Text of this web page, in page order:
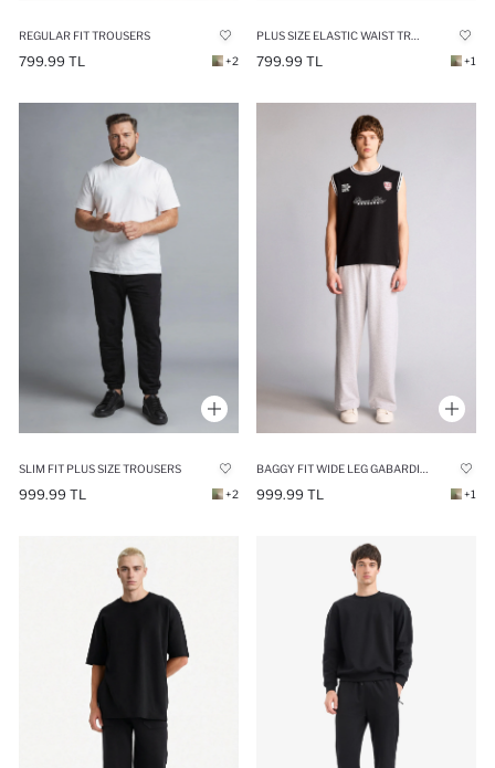
REGULAR FIT TROUSERS
799.99 TL +2 799.99 TL +1
SLIM FIT PLUS SIZE TROUSERS
999.99 TL +2 999.99 TL +1